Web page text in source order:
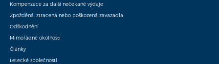
Kompenzace za další nečekané výdaje
Zpožděná, ztracená nebo poškozená zavazadla
Odškodnění
Mimořádné okolnosti
Články
Letecké společnosti